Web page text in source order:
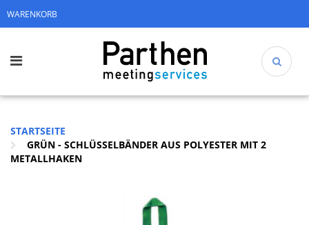
WARENKORB
STARTSEITE
GRÜN - SCHLÜSSELBÄNDER AUS POLYESTER MIT 2
METALLHAKEN